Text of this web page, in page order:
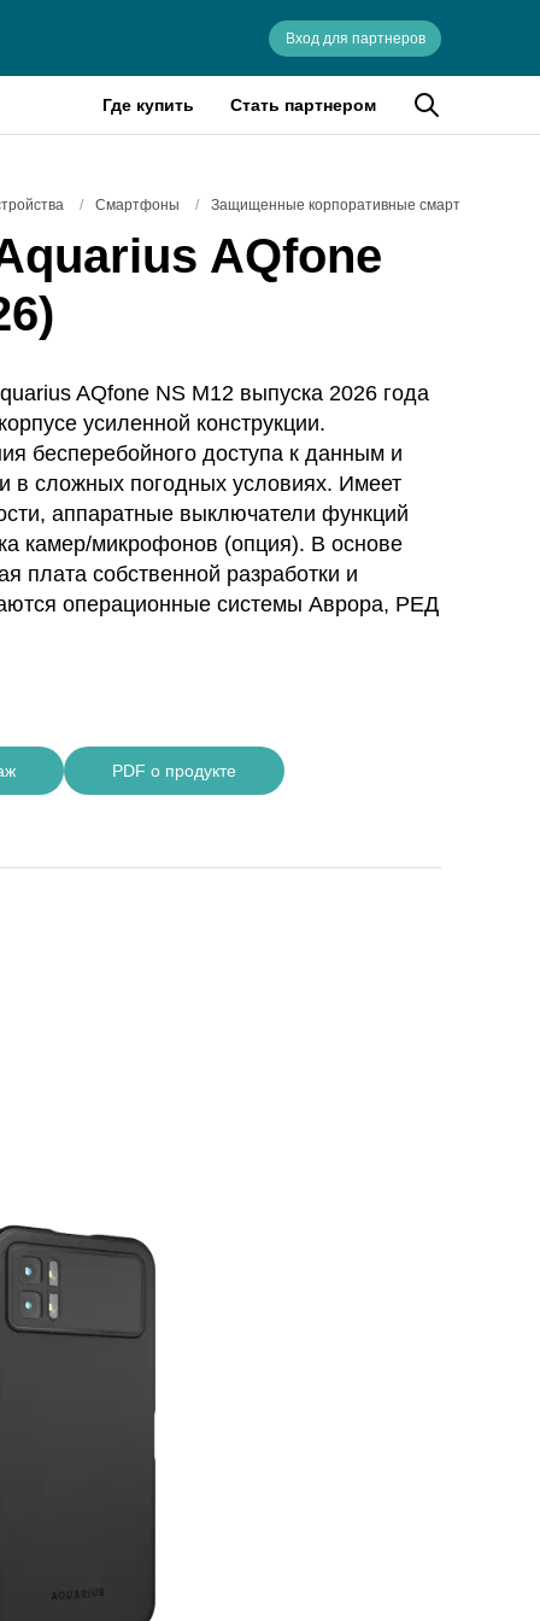
Вход для партнеров
Где купить Стать партнером
/ Смартфоны / Защищенные корпоративные смартфоны
AQfone
AQfone NS M12 выпуска 2026 года
усиленной конструкции.
бесперебойного доступа к данным и
в сложных погодных условиях. Имеет
аппаратные выключатели функций
камер/микрофонов (опция). В основе
плата собственной разработки и
операционные системы Аврора, РЕД
PDF о продукте